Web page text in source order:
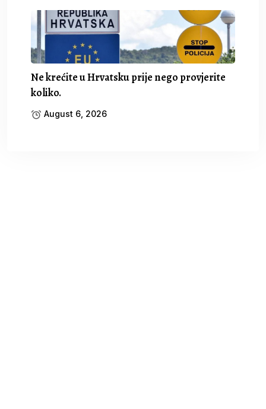
Ne krećite u Hrvatsku prije nego provjerite
koliko.
August 6, 2026